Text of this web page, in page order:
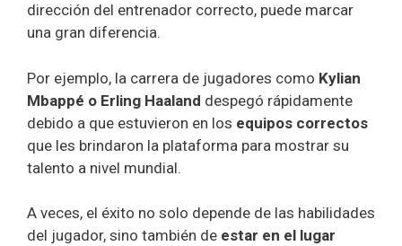
dirección del entrenador correcto, puede marcar
una gran diferencia.
Por ejemplo, la carrera de jugadores como Kylian
Mbappé o Erling Haaland despegó rápidamente
debido a que estuvieron en los equipos correctos
que les brindaron la plataforma para mostrar su
talento a nivel mundial.
A veces, el éxito no solo depende de las habilidades
del jugador, sino también de estar en el lugar